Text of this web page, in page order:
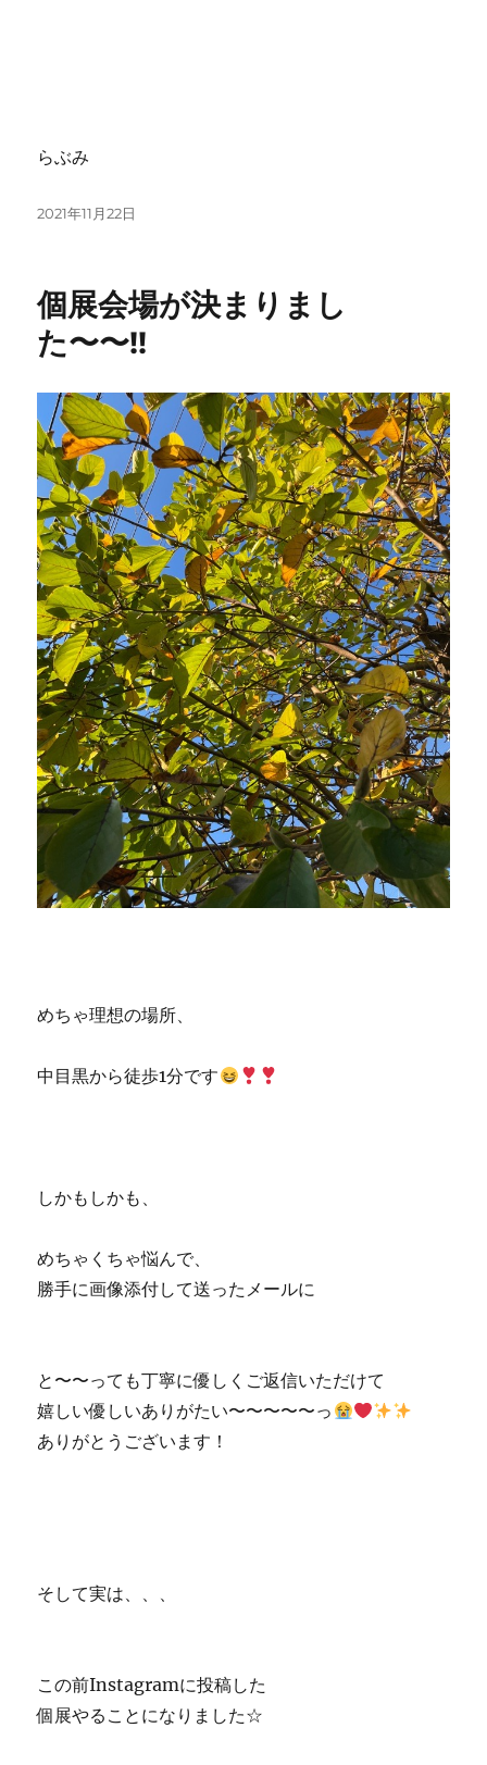
らぶみ
投
2021年11月22日
個展会場が決まりまし
た〜〜!!
めちゃ理想の場所、
中目黒から徒歩1分です
しかもしかも、
めちゃくちゃ悩んで、
勝手に画像添付して送ったメールに
と〜〜っても丁寧に優しくご返信いただけて
嬉しい優しいありがたい〜〜〜〜〜っ
ありがとうございます！
そして実は、、、
この前Instagramに投稿した
個展やることになりました☆